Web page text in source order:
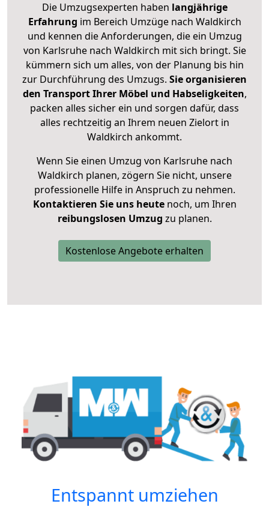
Die Umzugsexperten haben langjährige
Erfahrung im Bereich Umzüge nach Waldkirch
und kennen die Anforderungen, die ein Umzug
von Karlsruhe nach Waldkirch mit sich bringt. Sie
kümmern sich um alles, von der Planung bis hin
zur Durchführung des Umzugs. Sie organisieren
den Transport Ihrer Möbel und Habseligkeiten,
packen alles sicher ein und sorgen dafür, dass
alles rechtzeitig an Ihrem neuen Zielort in
Waldkirch ankommt.
Wenn Sie einen Umzug von Karlsruhe nach
Waldkirch planen, zögern Sie nicht, unsere
professionelle Hilfe in Anspruch zu nehmen.
Kontaktieren Sie uns heutenoch, um Ihren
reibungslosen Umzug zu planen.
Kostenlose Angebote erhalten
Entspannt umziehen